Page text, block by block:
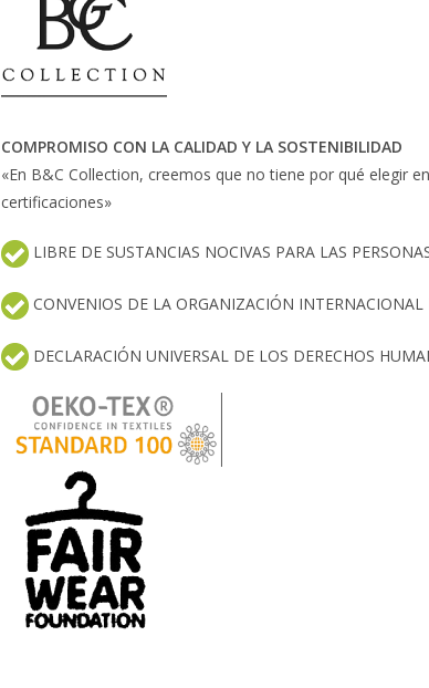
COMPROMISO CON LA CALIDAD Y LA SOSTENIBILIDAD
«En B&C Collection, creemos que no tiene por qué elegir
certificaciones»
LIBRE DE SUSTANCIAS NOCIVAS PARA LAS
CONVENIOS DE LA ORGANIZACIÓN INTERNACIONAL
DECLARACIÓN UNIVERSAL DE LOS DERECHOS